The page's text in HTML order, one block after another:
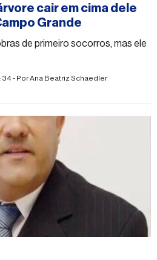
cair em cima dele
Grande
de primeiro socorros, mas ele
- PorAna Beatriz Schaedler